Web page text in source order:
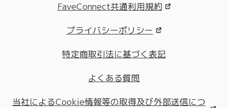
FaveConnect共通利用規約
プライバシーポリシー
特定商取引法に基づく表記
よくある質問
当社によるCookie情報等の取得及び外部送信につ